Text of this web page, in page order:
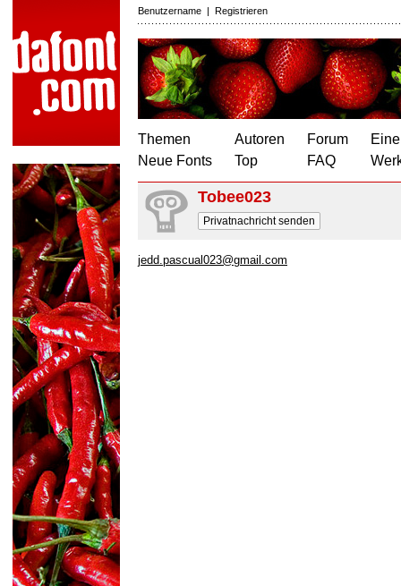
Benutzername | Registrieren
Themen
Neue Fonts
Autoren
Top
Forum
FAQ
Tobee023
Privatnachricht senden
jedd.pascual023@gmail.com